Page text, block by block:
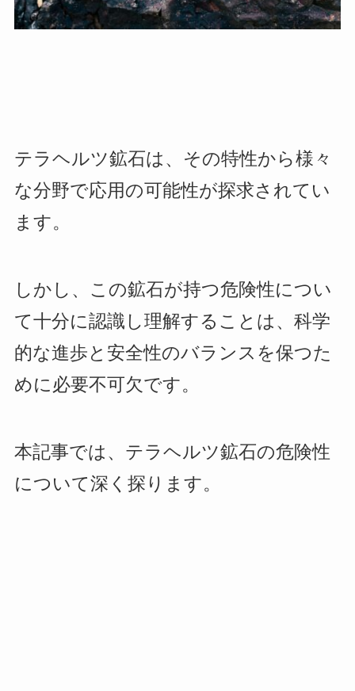
テラヘルツ鉱石は、その特性から様々
な分野で応用の可能性が探求されてい
ます。
しかし、この鉱石が持つ危険性につい
て十分に認識し理解することは、科学
的な進歩と安全性のバランスを保つた
めに必要不可欠です。
本記事では、テラヘルツ鉱石の危険性
について深く探ります。